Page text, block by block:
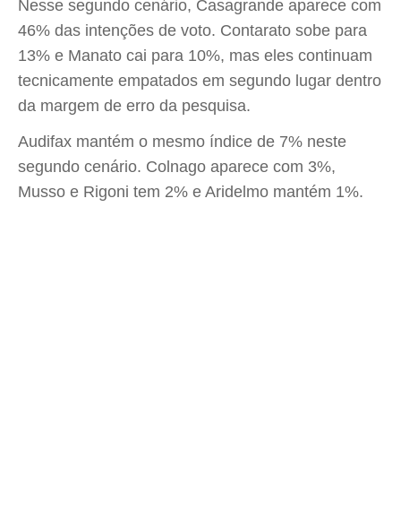
Nesse segundo cenário, Casagrande aparece com
46% das intenções de voto. Contarato sobe para
13% e Manato cai para 10%, mas eles continuam
tecnicamente empatados em segundo lugar dentro
da margem de erro da pesquisa.
Audifax mantém o mesmo índice de 7% neste
segundo cenário. Colnago aparece com 3%,
Musso e Rigoni tem 2% e Aridelmo mantém 1%.